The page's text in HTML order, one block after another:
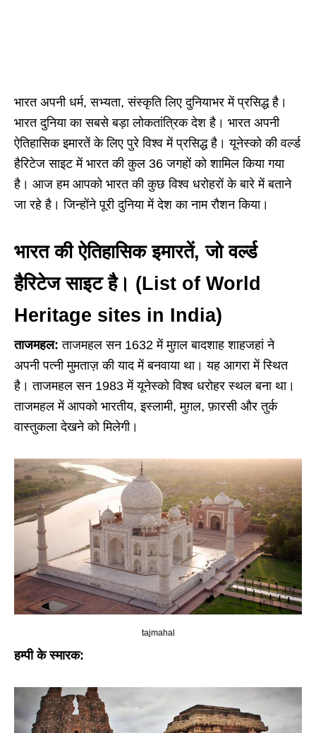
भारत अपनी धर्म, सभ्यता, संस्कृति लिए दुनियाभर में प्रसिद्ध है।
भारत दुनिया का सबसे बड़ा लोकतांत्रिक देश है। भारत अपनी
ऐतिहासिक इमारतें के लिए पुरे विश्व में प्रसिद्ध है। यूनेस्को की वर्ल्ड
हैरिटेज साइट में भारत की कुल 36 जगहों को शामिल किया गया
है। आज हम आपको भारत की कुछ विश्व धरोहरों के बारे में बताने
जा रहे है। जिन्होंने पूरी दुनिया में देश का नाम रौशन किया।
भारत की ऐतिहासिक इमारतें, जो वर्ल्ड
हैरिटेज साइट है। (List of World
Heritage sites in India)
ताजमहल:ताजमहल सन 1632 में मुग़ल बादशाह शाहजहां ने
अपनी पत्नी मुमताज़ की याद में बनवाया था। यह आगरा में स्थित
है। ताजमहल सन 1983 में यूनेस्को विश्व धरोहर स्थल बना था।
ताजमहल में आपको भारतीय, इस्लामी, मुग़ल, फ़ारसी और तुर्क
वास्तुकला देखने को मिलेगी।
tajmahal
हम्पी के स्मारक: